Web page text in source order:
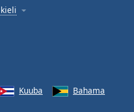
Kuuba
Bahama